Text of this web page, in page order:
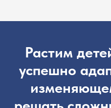
Растим
успешно